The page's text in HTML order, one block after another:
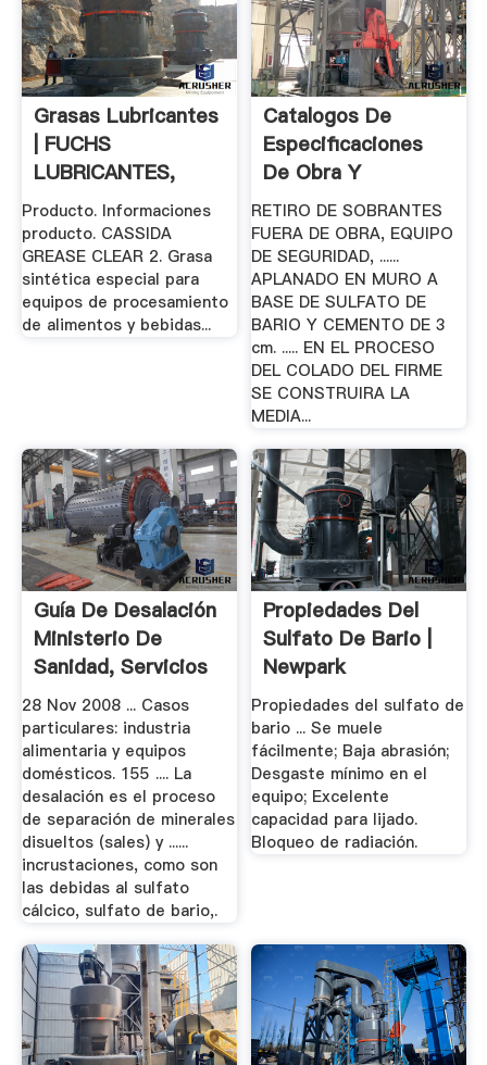
Grasas Lubricantes
| FUCHS
LUBRICANTES,
Producto. Informaciones
producto. CASSIDA
GREASE CLEAR 2. Grasa
sintética especial para
equipos de procesamiento
de alimentos y bebidas...
Catalogos De
Especificaciones
De Obra Y
Clasificacion De.
RETIRO DE SOBRANTES
FUERA DE OBRA, EQUIPO
DE SEGURIDAD, ......
APLANADO EN MURO A
BASE DE SULFATO DE
BARIO Y CEMENTO DE 3
cm. ..... EN EL PROCESO
DEL COLADO DEL FIRME
SE CONSTRUIRA LA
MEDIA...
Guía De Desalación
Ministerio De
Sanidad, Servicios
Sociales E.
28 Nov 2008 ... Casos
particulares: industria
alimentaria y equipos
domésticos. 155 .... La
desalación es el proceso
de separación de minerales
disueltos (sales) y ......
incrustaciones, como son
las debidas al sulfato
cálcico, sulfato de bario,.
Propiedades Del
Sulfato De Bario |
Newpark
Resources.
Propiedades del sulfato de
bario ... Se muele
fácilmente; Baja abrasión;
Desgaste mínimo en el
equipo; Excelente
capacidad para lijado.
Bloqueo de radiación.